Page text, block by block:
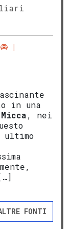
in una
, nei
ultimo
FONTI